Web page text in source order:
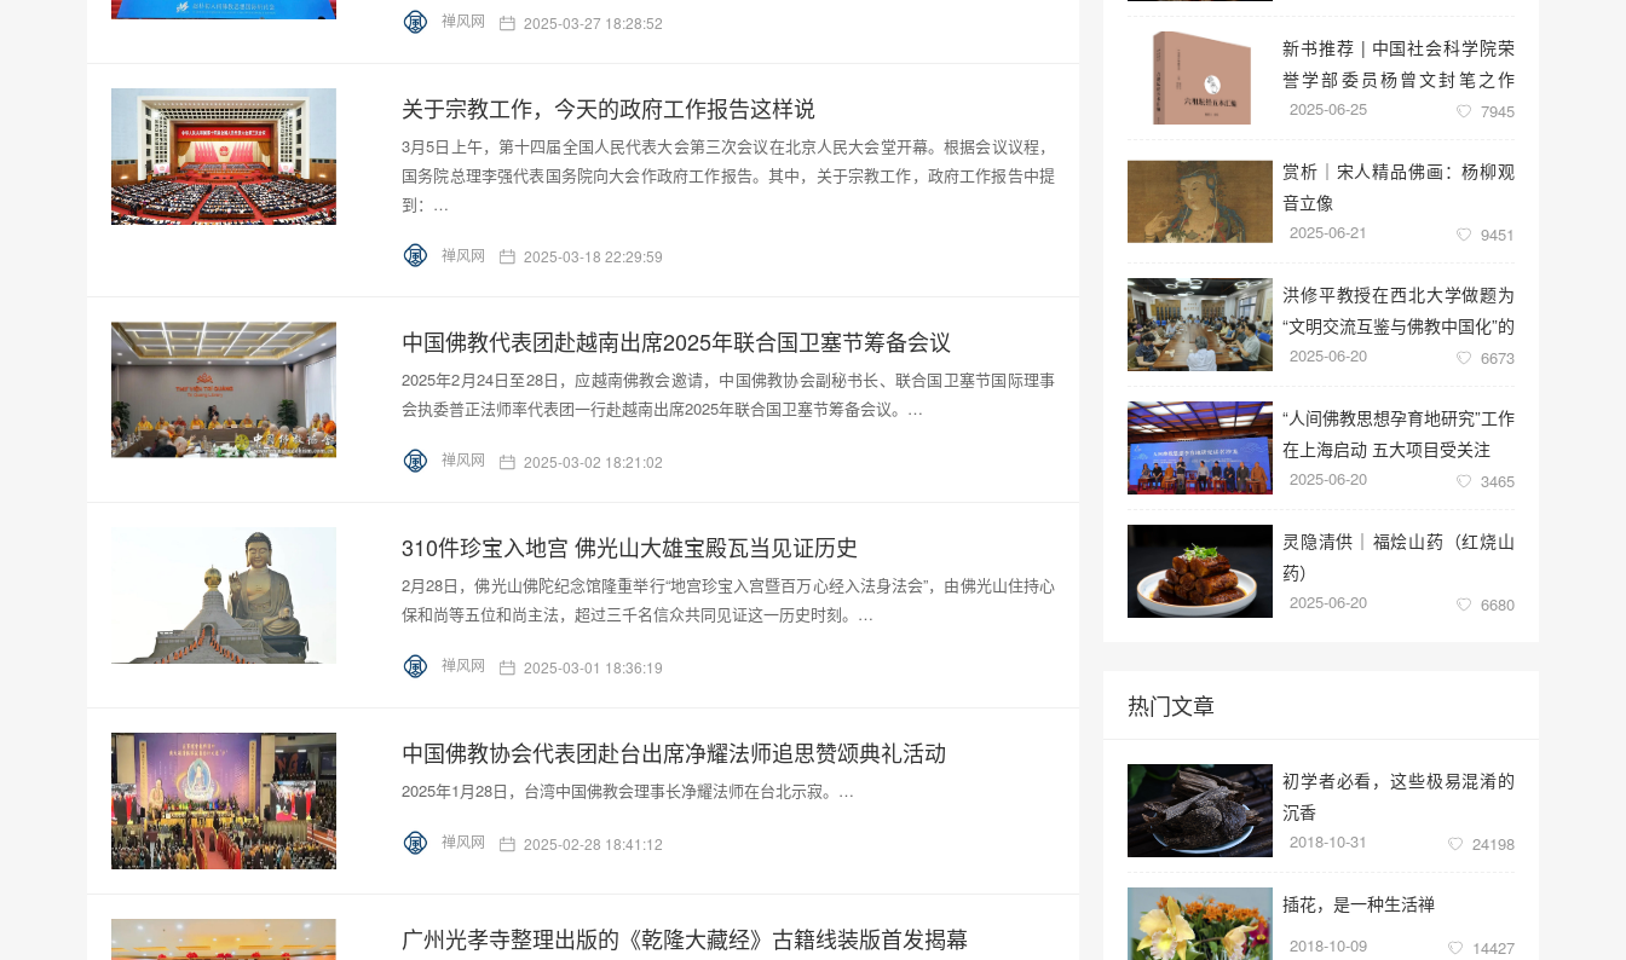
禅风网 2025-03-27 18:28:52
关于宗教工作，今天的政府工作报告这样说
3月5日上午，第十四届全国人民代表大会第三次会议在北京人民大会堂开幕。根据会议议程，
国务院总理李强代表国务院向大会作政府工作报告。其中，关于宗教工作，政府工作报告中提
到：…
禅风网 2025-03-18 22:29:59
中国佛教代表团赴越南出席2025年联合国卫塞节筹备会议
2025年2月24日至28日，应越南佛教会邀请，中国佛教协会副秘书长、联合国卫塞节国际理事
会执委普正法师率代表团一行赴越南出席2025年联合国卫塞节筹备会议。…
禅风网 2025-03-02 18:21:02
310件珍宝入地宫 佛光山大雄宝殿瓦当见证历史
2月28日，佛光山佛陀纪念馆隆重举行“地宫珍宝入宫暨百万心经入法身法会”，由佛光山住持心
保和尚等五位和尚主法，超过三千名信众共同见证这一历史时刻。…
禅风网 2025-03-01 18:36:19
中国佛教协会代表团赴台出席净耀法师追思赞颂典礼活动
2025年1月28日，台湾中国佛教会理事长净耀法师在台北示寂。…
禅风网 2025-02-28 18:41:12
广州光孝寺整理出版的《乾隆大藏经》古籍线装版首发揭幕
新书推荐 | 中国社会科学院荣
誉学部委员杨曾文封笔之作
《六祖坛经五本汇编》
2025-06-25 7945
赏析｜宋人精品佛画：杨柳观
音立像
2025-06-21 9451
洪修平教授在西北大学做题为
“文明交流互鉴与佛教中国化”的
学术讲座
2025-06-20 6673
“人间佛教思想孕育地研究”工作
在上海启动 五大项目受关注
2025-06-20 3465
灵隐清供｜​福烩山药（红烧山
药）
2025-06-20 6680
热门文章
初学者必看，这些极易混淆的
沉香
2018-10-31 24198
插花，是一种生活禅
2018-10-09 14427